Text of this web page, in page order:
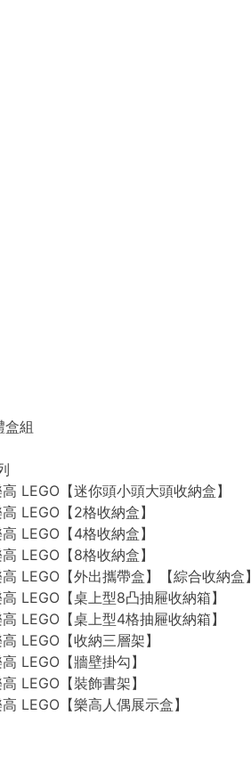
組
LEGO【迷你頭小頭大頭收納盒】
LEGO【2格收納盒】
LEGO【4格收納盒】
LEGO【8格收納盒】
LEGO【外出攜帶盒】【綜合收納盒】
LEGO【桌上型8凸抽屜收納箱】
LEGO【桌上型4格抽屜收納箱】
LEGO【收納三層架】
LEGO【牆壁掛勾】
LEGO【裝飾書架】
LEGO【樂高人偶展示盒】